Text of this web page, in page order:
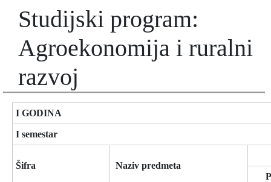
Studijski program:
Agroekonomija i ruralni
razvoj
I GODINA
I semestar
Šifra
Naziv predmeta
P